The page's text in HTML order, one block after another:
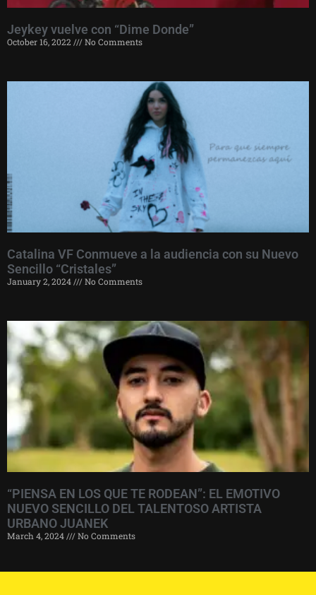
Jeykey vuelve con “Dime Donde”
October 16, 2022 No Comments
Catalina VF Conmueve a la audiencia con su Nuevo
Sencillo “Cristales”
January 2, 2024 No Comments
“PIENSA EN LOS QUE TE RODEAN”: EL EMOTIVO
NUEVO SENCILLO DEL TALENTOSO ARTISTA
URBANO JUANEK
March 4, 2024 No Comments